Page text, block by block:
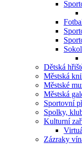
Dětská
Městská
Městské
Městská
Sportovní
Spolky,
Kulturní
Zázraky